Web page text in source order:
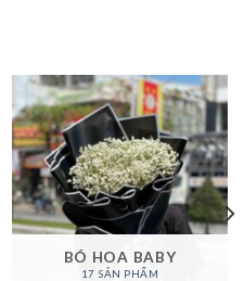
BÓ HOA BABY
17 SẢN PHẨM